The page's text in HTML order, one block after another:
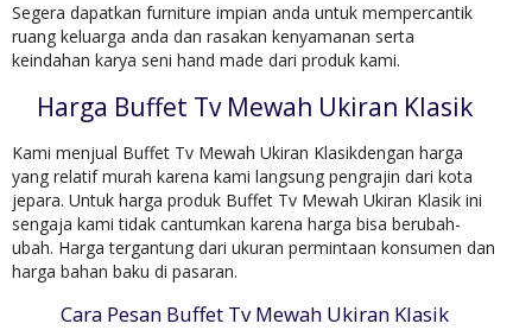
Segera dapatkan furniture impian anda untuk mempercantik
ruang keluarga anda dan rasakan kenyamanan serta
keindahan karya seni hand made dari produk kami.
Harga Buffet Tv Mewah Ukiran Klasik
Kami menjual Buffet Tv Mewah Ukiran Klasikdengan harga
yang relatif murah karena kami langsung pengrajin dari kota
jepara. Untuk harga produk Buffet Tv Mewah Ukiran Klasik ini
sengaja kami tidak cantumkan karena harga bisa berubah-
ubah. Harga tergantung dari ukuran permintaan konsumen dan
harga bahan baku di pasaran.
Cara Pesan Buffet Tv Mewah Ukiran Klasik